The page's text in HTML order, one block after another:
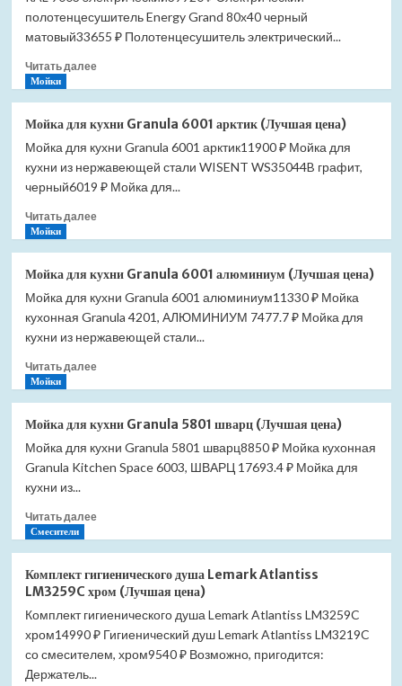
матовый
RAL
электрический
полотенцесушитель Energy Grand 80х40 черный
матовый33655 ₽ Полотенцесушитель электрический...
Читать далееПрочитать
Полотенцесушитель
Energy
Grand
800*400
белый
RAL
электрический
(Лучшая
цена)
Мойки
Мойка для кухни Granula 6001 арктик (Лучшая цена)
Мойка для кухни Granula 6001 арктик11900 ₽ Мойка для
кухни из нержавеющей стали WISENT WS35044B графит,
черный6019 ₽ Мойка для...
Читать далееПрочитать
для
кухни
Granula
6001
(Лучшая
Мойки
Мойка для кухни Granula 6001 алюминиум (Лучшая цена)
Мойка для кухни Granula 6001 алюминиум11330 ₽ Мойка
кухонная Granula 4201, АЛЮМИНИУМ 7477.7 ₽ Мойка для
кухни из нержавеющей стали...
Читать далееПрочитать
для
кухни
Granula
(Лучшая
Мойки
Мойка для кухни Granula 5801 шварц (Лучшая цена)
Мойка для кухни Granula 5801 шварц8850 ₽ Мойка кухонная
Granula Kitchen Space 6003, ШВАРЦ 17693.4 ₽ Мойка для
кухни из...
Читать далееПрочитать
для
кухни
Granula
5801
шварц
Смесители
Комплект гигиенического душа Lemark Atlantiss
LM3259C хром (Лучшая цена)
Комплект гигиенического душа Lemark Atlantiss LM3259C
хром14990 ₽ Гигиенический душ Lemark Atlantiss LM3219C
со смесителем, хром9540 ₽ Возможно, пригодится:
Держатель...